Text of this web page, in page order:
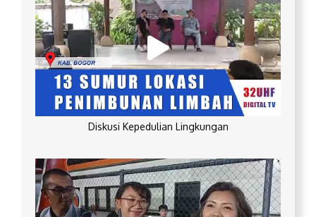
Diskusi Kepedulian Lingkungan